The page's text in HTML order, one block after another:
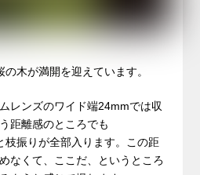
木が満開を迎えています。
レンズのワイド端24mmでは収
距離感のところでも
枝振りが全部入ります。この距
なくて、ここだ、というところ